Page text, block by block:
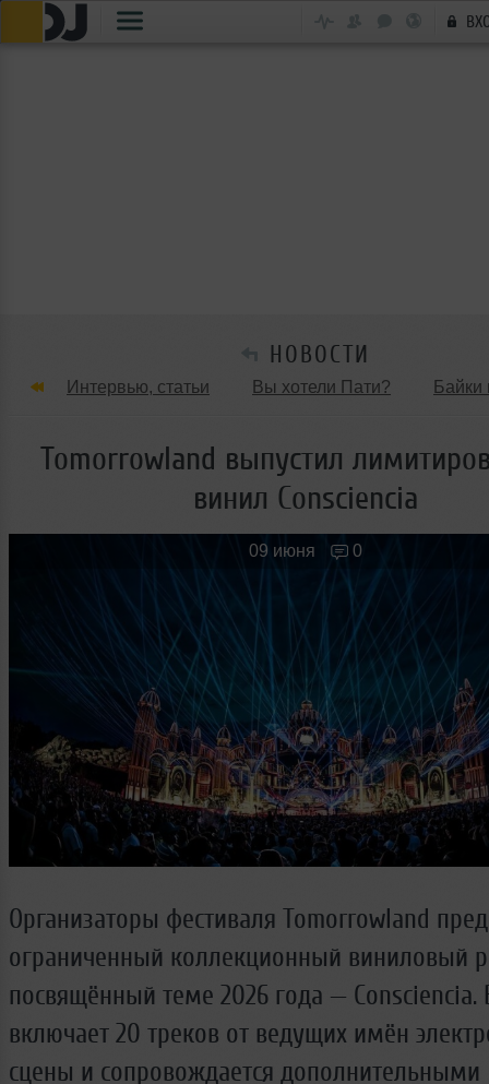
НОВОСТИ
Интервью, статьи Вы хотели Пати? Байки
Танцевальные стили
Мужчина & Женщина
Tomorrowland выпустил
винил Consciencia
09 июня 0
Организаторы фестиваля Tomorrowland
ограниченный коллекционный виниловый
посвящённый теме 2026 года — Consciencia.
включает 20 треков от ведущих имён
сцены и сопровождается дополнительными